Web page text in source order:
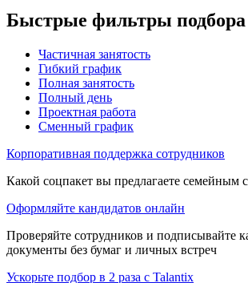
Быстрые фильтры
Частичная занятость
Гибкий график
Полная занятость
Полный день
Проектная работа
Сменный график
Корпоративная поддержка сотрудников
Какой соцпакет вы предлагаете семейным
Оформляйте кандидатов онлайн
Проверяйте сотрудников и подписывайте
документы без бумаг и личных встреч
Ускорьте подбор в 2 раза с Talantix